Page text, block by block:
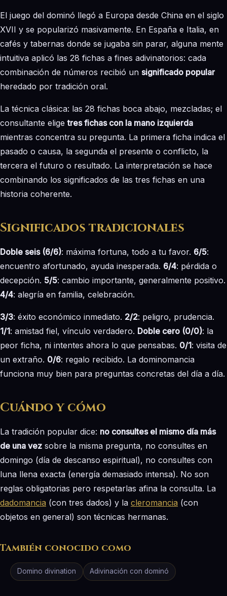
El juego del dominó llegó a Europa desde China en el siglo
XVII y se popularizó masivamente. En España e Italia, en
cafés y tabernas donde se jugaba sin parar, alguna mente
intuitiva aplicó las 28 fichas a fines adivinatorios: cada
combinación de números recibió un significado popular
heredado por tradición oral.
La técnica clásica: las 28 fichas boca abajo, mezcladas; el
consultante eligetres fichas con la mano izquierda
mientras concentra su pregunta. La primera ficha indica el
pasado o causa, la segunda el presente o conflicto, la
tercera el futuro o resultado. La interpretación se hace
combinando los significados de las tres fichas en una
historia coherente.
Significados tradicionales
Doble seis (6/6): máxima fortuna, todo a tu favor. 6/5:
encuentro afortunado, ayuda inesperada. 6/4: pérdida o
decepción. 5/5: cambio importante, generalmente positivo.
4/4: alegría en familia, celebración.
3/3: éxito económico inmediato. 2/2: peligro, prudencia.
1/1: amistad fiel, vínculo verdadero. Doble cero (0/0): la
peor ficha, ni intentes ahora lo que pensabas. 0/1: visita de
un extraño. 0/6: regalo recibido. La dominomancia
funciona muy bien para preguntas concretas del día a día.
Cuándo y cómo
La tradición popular dice: no consultes el mismo día más
de una vez sobre la misma pregunta, no consultes en
domingo (día de descanso espiritual), no consultes con
luna llena exacta (energía demasiado intensa). No son
reglas obligatorias pero respetarlas afina la consulta. La
dadomancia (con tres dados) y la cleromancia (con
objetos en general) son técnicas hermanas.
También conocido como
Domino divination Adivinación con dominó